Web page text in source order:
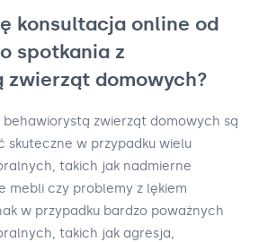
konsultacja online od
spotkania z
zwierząt domowych?
behawiorystą zwierząt domowych są
skuteczne w przypadku wielu
takich jak nadmierne
mebli czy problemy z lękiem
w przypadku bardzo poważnych
takich jak agresja,